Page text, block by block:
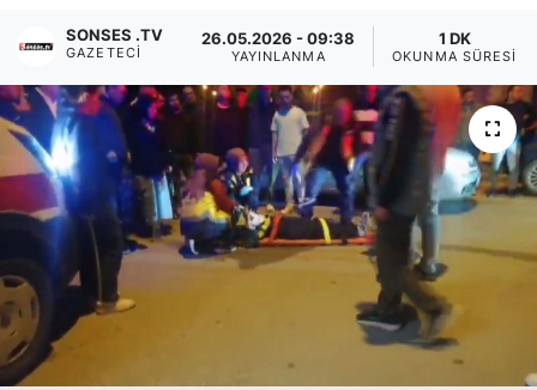
SONSES .TV
GAZETECI
26.05.2026 - 09:38
YAYINLANMA
1 DK
OKUNMA SÜRESI
SAĞLIK
Siyaset
YEREL HABER
Haberde insan
Tanıtım
Haber Arşivi